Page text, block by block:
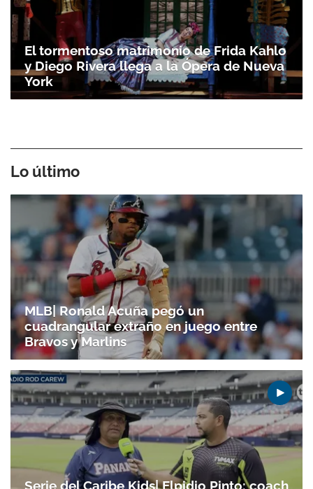
El tormentoso matrimonio de Frida Kahlo
y Diego Rivera llega a la Ópera de Nueva
York
Lo último
MLB| Ronald Acuña pegó un
cuadrangular extraño en juego entre
Bravos y Marlins
Serie del Caribe Kids| Elpidio Pinto: coach